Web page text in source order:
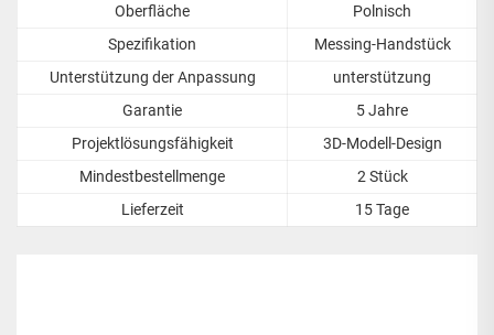
Oberfläche
Polnisch
Spezifikation
Messing-Handstück
Unterstützung der Anpassung
unterstützung
Garantie
5 Jahre
Projektlösungsfähigkeit
3D-Modell-Design
Mindestbestellmenge
2 Stück
Lieferzeit
15 Tage